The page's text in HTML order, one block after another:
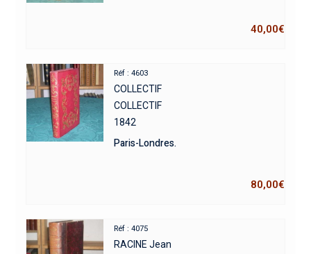
40,00€
Réf : 4603
COLLECTIF
COLLECTIF
1842
Paris-Londres.
80,00€
Réf : 4075
RACINE Jean